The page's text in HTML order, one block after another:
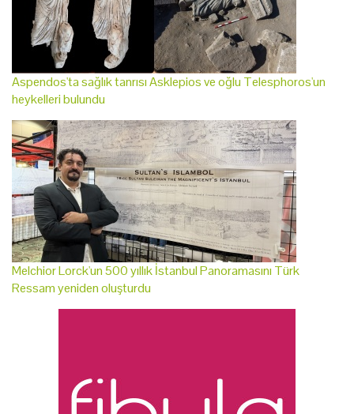
Aspendos'ta sağlık tanrısı Asklepios ve oğlu Telesphoros'un
heykelleri bulundu
Melchior Lorck'un 500 yıllık İstanbul Panoramasını Türk
Ressam yeniden oluşturdu